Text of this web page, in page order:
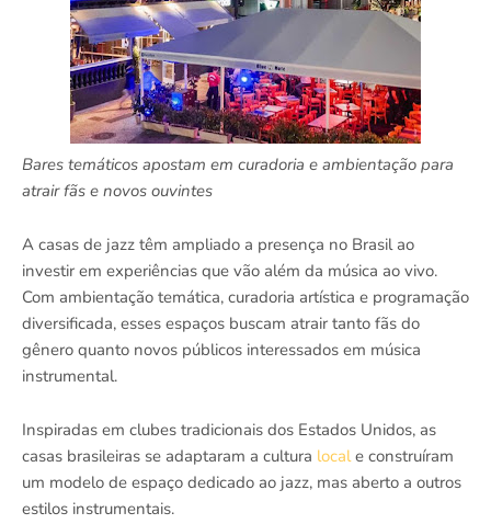
Bares temáticos apostam em curadoria e ambientação para
atrair fãs e novos ouvintes
A casas de jazz têm ampliado a presença no Brasil ao
investir em experiências que vão além da música ao vivo.
Com ambientação temática, curadoria artística e programação
diversificada, esses espaços buscam atrair tanto fãs do
gênero quanto novos públicos interessados em música
instrumental.
Inspiradas em clubes tradicionais dos Estados Unidos, as
casas brasileiras se adaptaram a cultura locale construíram
um modelo de espaço dedicado ao jazz, mas aberto a outros
estilos instrumentais.